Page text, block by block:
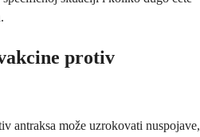
protiv
antraksa može uzrokovati nuspojave,